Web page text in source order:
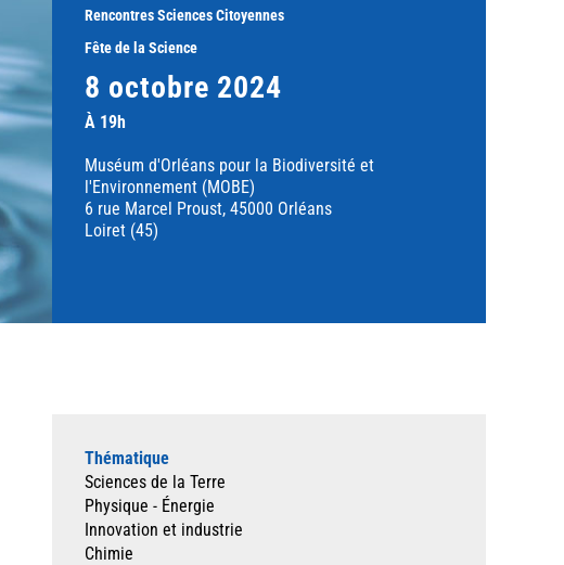
Rencontres Sciences Citoyennes
Fête de la Science
8 octobre 2024
À 19h
Muséum d'Orléans pour la Biodiversité et
l'Environnement (MOBE)
6 rue Marcel Proust, 45000 Orléans
Loiret (45)
Thématique
Sciences de la Terre
Physique - Énergie
Innovation et industrie
Chimie